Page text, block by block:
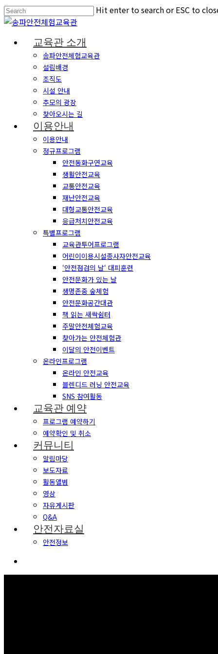
Hit enter to search or ESC to
교육관 소개
송파안전체험교육관
설립배경
조직도
시설 안내
추모의 광장
찾아오시는 길
이용안내
이용안내
정규프로그램
안전동화구연교육
생활안전교육
교통안전교육
재난안전교육
대형교통안전교육
응급처치안전교육
특별프로그램
교육관투어프로그램
어린이이용시설종사자안전교육
‘안전점검의 날‘ 대피훈련
안전문화가 있는 날
생명존중 숲체험
안전문화공간대관
책 읽는 새싹쉼터
주말안전체험교육
찾아가는 안전체험관
이달의 안전이벤트
온라인프로그램
온라인 안전교육
블렌디드 러닝 안전교육
SNS 참여활동
교육관 예약
프로그램 예약하기
예약확인 및 취소
커뮤니티
알림마당
보도자료
활동앨범
영상
자유게시판
Q&A
안전자료실
안전정보